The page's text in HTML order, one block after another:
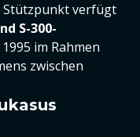
Stützpunkt verfügt
S-300-
im Rahmen
zwischen